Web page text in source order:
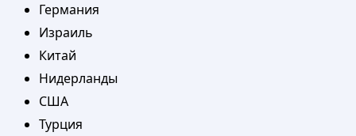
Германия
Израиль
Китай
Нидерланды
США
Турция